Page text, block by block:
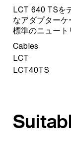
LCT 640 TSを
なアダプターケ
標準のニュート
Cables
LCT
LCT40TS